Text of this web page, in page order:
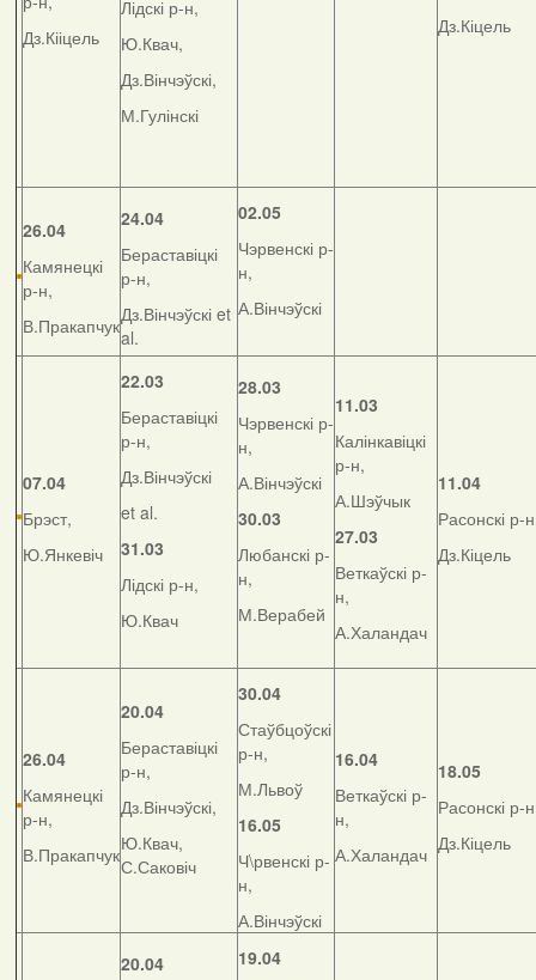
Дз.Кііцель
Лідскі р-н,
Ю.Квач,
Дз.Вінчэўскі,
М.Гулінскі
Дз.Кіцель
26.04
Камянецкі
р-н,
В.Пракапчук
24.04
Бераставіцкі
р-н,
Дз.Вінчэўскі et
al.
02.05
Чэрвенскі р-
н,
А.Вінчэўскі
07.04
Брэст,
Ю.Янкевіч
22.03
Бераставіцкі
р-н,
Дз.Вінчэўскі
et al.
31.03
Лідскі р-н,
Ю.Квач
28.03
Чэрвенскі р-
н,
А.Вінчэўскі
30.03
Любанскі р-
н,
М.Верабей
11.03
Калінкавіцкі
р-н,
А.Шэўчык
27.03
Веткаўскі р-
н,
А.Халандач
11.04
Расонскі р-
Дз.Кіцель
26.04
Камянецкі
р-н,
В.Пракапчук
20.04
Бераставіцкі
р-н,
Дз.Вінчэўскі,
Ю.Квач,
С.Саковіч
30.04
Стаўбцоўскі
р-н,
М.Львоў
16.05
Ч\рвенскі р-
н,
А.Вінчэўскі
16.04
Веткаўскі р-
н,
А.Халандач
18.05
Расонскі р-
Дз.Кіцель
20.04
19.04